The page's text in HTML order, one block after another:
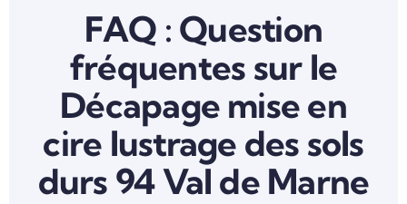
FAQ : Question
fréquentes sur le
Décapage mise en
cire lustrage des sols
durs 94 Val de Marne